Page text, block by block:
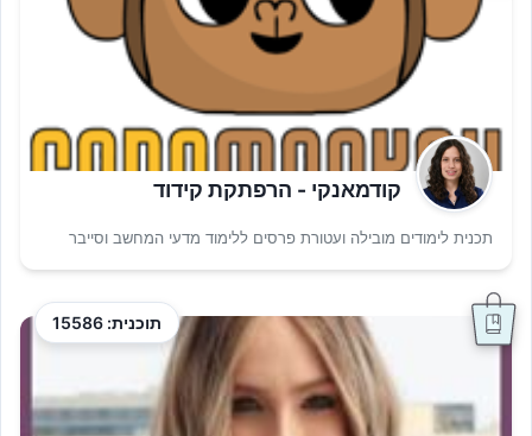
קודמאנקי - הרפתקת קידוד
תכנית לימודים מובילה ועטורת פרסים ללימוד מדעי המחשב וסייבר
תוכנית: 15586